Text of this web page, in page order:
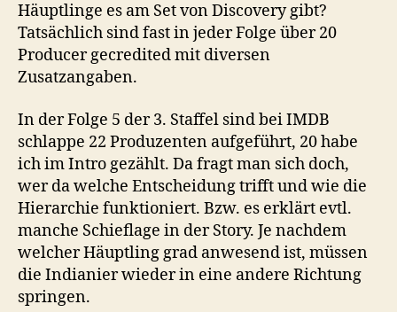
Häuptlinge es am Set von Discovery gibt?
Tatsächlich sind fast in jeder Folge über 20
Producer gecredited mit diversen
Zusatzangaben.
In der Folge 5 der 3. Staffel sind bei IMDB
schlappe 22 Produzenten aufgeführt, 20 habe
ich im Intro gezählt. Da fragt man sich doch,
wer da welche Entscheidung trifft und wie die
Hierarchie funktioniert. Bzw. es erklärt evtl.
manche Schieflage in der Story. Je nachdem
welcher Häuptling grad anwesend ist, müssen
die Indianier wieder in eine andere Richtung
springen.